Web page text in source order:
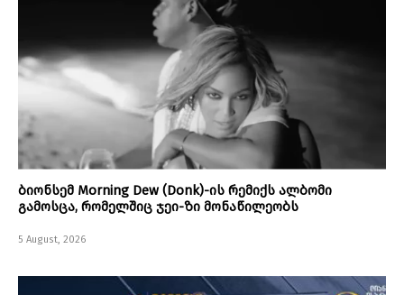
ბიონსემ Morning Dew (Donk)-ის რემიქს ალბომი
გამოსცა, რომელშიც ჯეი-ზი მონაწილეობს
5 August, 2026